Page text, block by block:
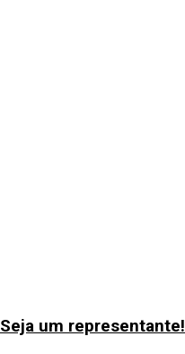
Seja um representante!